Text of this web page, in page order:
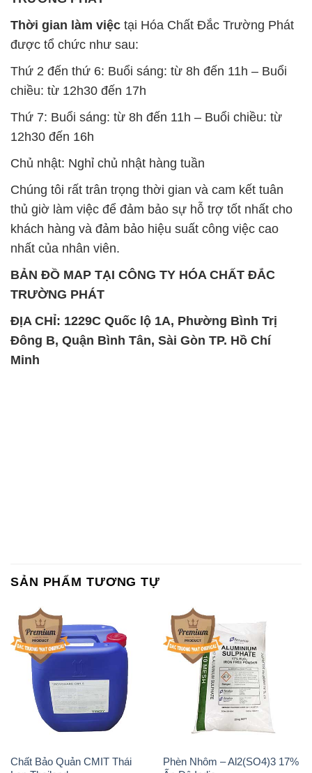
BẢN ĐỒ MAP TẠI CÔNG TY HÓA CHẤT ĐẮC
TRƯỜNG PHÁT
ĐỊA CHỈ: 1229C Quốc lộ 1A, Phường Bình Trị
Đông B, Quận Bình Tân, Sài Gòn TP. Hồ Chí
SẢN PHẨM TƯƠNG TỰ
Chất tạo bọt Las P Tico Tank
IBC Bồn Việt Nam
Sodium Benzoate – Mốc Bột
Kalama Food Grade Mỹ Usa